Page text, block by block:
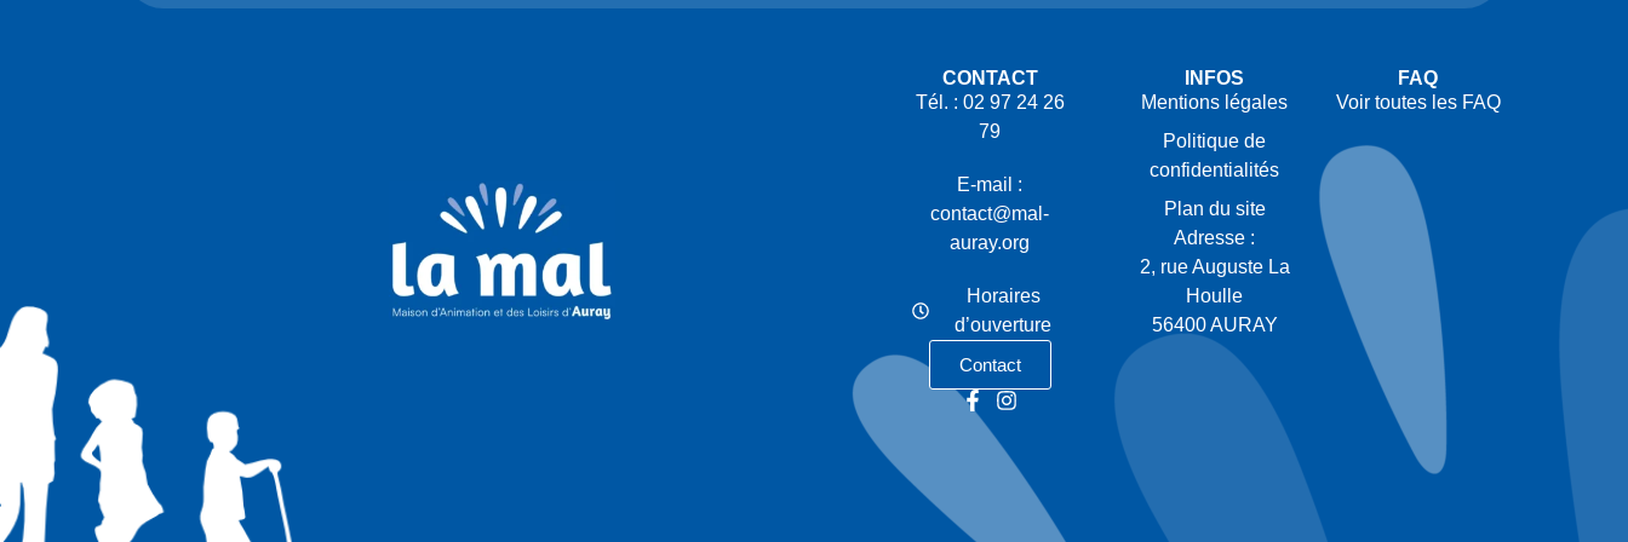
CONTACT
Tél. : 02 97 24 26
79
E-mail :
contact@mal-
auray.org
Horaires
d’ouverture
Contact
INFOS
Mentions légales
Politique de
confidentialités
Plan du site
Adresse :
2, rue Auguste La
Houlle
56400 AURAY
FAQ
Voir toutes les FAQ